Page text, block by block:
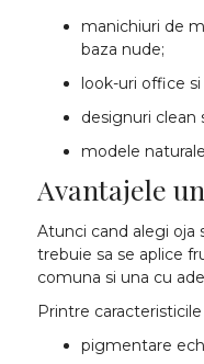
manichiuri de
baza nude;
look-uri office si
designuri clean
modele
Avantajele
Atunci cand alegi oja
trebuie sa se aplice
comuna si una cu
Printre
pigmentare